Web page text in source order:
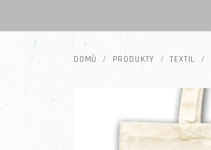
DOMŮ / PRODUKTY / TEXTIL /